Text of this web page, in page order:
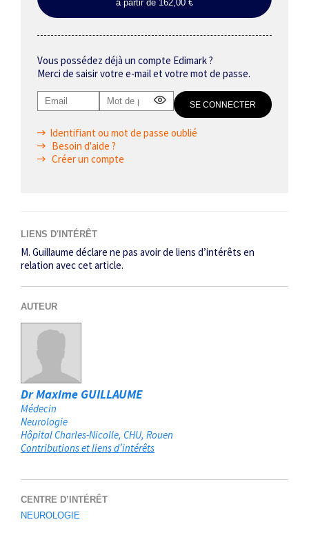
à partir de 162,00 €
Vous possédez déjà un compte Edimark ?
Merci de saisir votre e-mail et votre mot de passe.
Identifiant ou mot de passe oublié
Besoin d'aide ?
Créer un compte
LIENS D'INTÉRÊT
M. Guillaume déclare ne pas avoir de liens d’intérêts en
relation avec cet article.
AUTEUR
Dr Maxime GUILLAUME
Médecin
Neurologie
Hôpital Charles-Nicolle, CHU Rouen
Contributions et liens d’intérêts
CENTRE D’INTÉRÊT
NEUROLOGIE